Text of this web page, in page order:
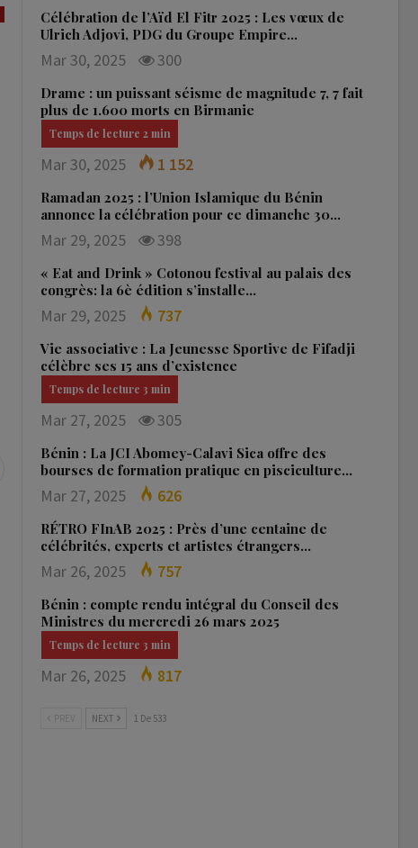
Célébration de l’Aïd El Fitr 2025 : Les vœux de
Ulrich Adjovi, PDG du Groupe Empire…
Mar 30, 2025 300
Drame : un puissant séisme de magnitude 7, 7 fait
plus de 1.600 morts en Birmanie
Mar 30, 2025 1 152
Ramadan 2025 : l’Union Islamique du Bénin
annonce la célébration pour ce dimanche 30…
Mar 29, 2025 398
« Eat and Drink » Cotonou festival au palais des
congrès: la 6è édition s’installe…
Mar 29, 2025 737
Vie associative : La Jeunesse Sportive de Fifadji
célèbre ses 15 ans d’existence
Mar 27, 2025 305
Bénin : La JCI Abomey-Calavi Sica offre des
bourses de formation pratique en pisciculture…
Mar 27, 2025 626
RÉTRO FInAB 2025 : Près d’une centaine de
célébrités, experts et artistes étrangers…
Mar 26, 2025 757
Bénin : compte rendu intégral du Conseil des
Ministres du mercredi 26 mars 2025
Mar 26, 2025 817
NEXT 1 De 533